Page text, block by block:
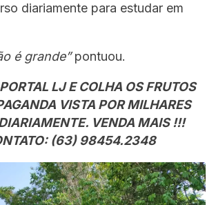
diariamente para estudar em
é grande”pontuou.
LJ E COLHA OS FRUTOS
VISTA POR MILHARES
VENDA MAIS !!!
(63) 98454.2348